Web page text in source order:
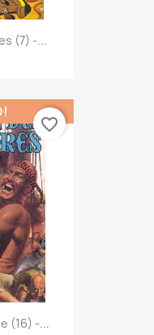
(7) -...
(16) -...
favorite_border